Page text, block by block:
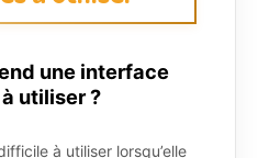
une interface
utiliser ?
à utiliser lorsqu’elle